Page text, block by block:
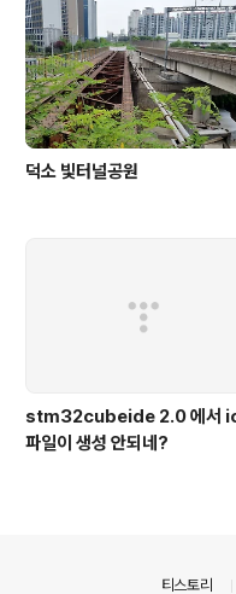
덕소 빛터널공원
stm32cubeide 2.0 에서
파일이 생성 안되네?
티스토리